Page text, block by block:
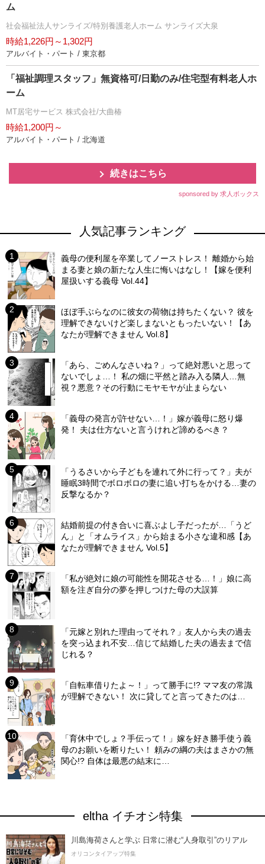
ム
社会福祉法人サンライズ/特別養護老人ホーム サンライズ大泉
時給1,226円～1,302円
アルバイト・パート / 東京都
「福祉調理スタッフ」無資格可/日勤のみ/住宅型有料老人ホ
ーム
MT居宅サービス 株式会社/大曲椿
時給1,200円～
アルバイト・パート / 北海道
続きはこちら
sponsored by 求人ボックス
人気記事ランキング
義母の便利屋を卒業してノーストレス！ 離婚から始
まる妻と娘の新たな人生に悔いはなし！【嫁を便利
屋扱いする義母 Vol.44】
ほぼ手ぶらなのに彼女の荷物は持ちたくない？ 彼を
理解できないけど楽しまないともったいない！【あ
なたが理解できません Vol.8】
「あら、ごめんなさいね？」って絶対悪いと思って
ないでしょ…！ 私の畑に平然と踏み入る隣人…無
視？悪意？その行動にモヤモヤが止まらない
「義母の発言が許せない…！」嫁が義母に怒り爆
発！ 夫は仕方ないと言うけれど諦めるべき？
「うるさいから子どもを連れて外に行って？」夫が
睡眠3時間でボロボロの妻に追い打ちをかける…妻の
反撃なるか？
結婚前提の付き合いに喜ぶよし子だったが…「うど
ん」と「オムライス」から始まる小さな違和感【あ
なたが理解できません Vol.5】
「私が絶対に娘の可能性を開花させる…！」娘に高
額を注ぎ自分の夢を押しつけた母の大誤算
「元嫁と別れた理由ってそれ？」友人から夫の過去
を突っ込まれ不安…信じて結婚した夫の過去まで信
じれる？
「自転車借りたよ～！」って勝手に!? ママ友の常識
が理解できない！ 次に貸してと言ってきたのは…
「育休中でしょ？手伝って！」嫁を好き勝手使う義
母のお願いを断りたい！ 頼みの綱の夫はまさかの無
関心!? 自体は最悪の結末に…
eltha イチオシ特集
川島海荷さんと学ぶ 日常に潜む“人身取引”のリアル
オリコンタイアップ特集